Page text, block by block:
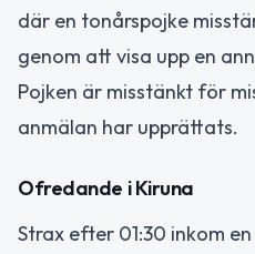
där en tonårspojke
genom att visa upp en
Pojken är misstänkt för
anmälan har upprättats.
Ofredande i Kiruna
Strax efter 01:30 inkom